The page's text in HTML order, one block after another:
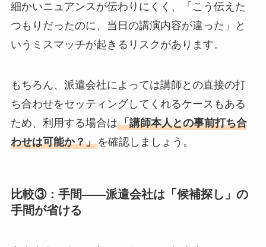
細かいニュアンスが伝わりにくく、「こう伝えた
つもりだったのに、当日の講演内容が違った」と
いうミスマッチが起きるリスクがあります。
もちろん、派遣会社によっては講師との直接の打
ち合わせをセッティングしてくれるケースもある
ため、利用する場合は「講師本人との事前打ち合
わせは可能か？」を確認しましょう。
比較③：手間——派遣会社は「候補探し」の
手間が省ける